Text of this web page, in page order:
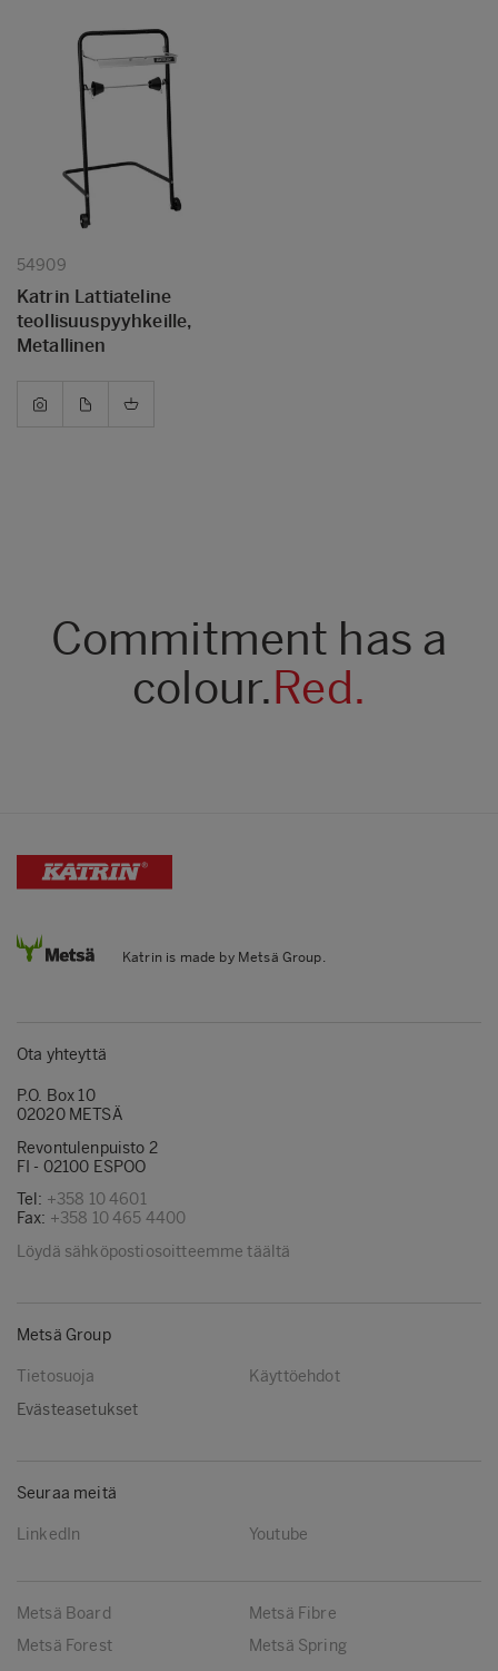
54909
Katrin Lattiateline
teollisuuspyyhkeille,
Metallinen
Commitment has a
colour.Red.
Katrin is made by Metsä Group.
Ota yhteyttä
P.O. Box 10
02020 METSÄ
Revontulenpuisto 2
FI - 02100 ESPOO
Tel: +358 10 4601
Fax: +358 10 465 4400
Löydä sähköpostiosoitteemme täältä
Metsä Group
Tietosuoja
Käyttöehdot
Evästeasetukset
Seuraa meitä
LinkedIn Youtube
Metsä Board
Metsä Fibre
Metsä Forest
Metsä Spring